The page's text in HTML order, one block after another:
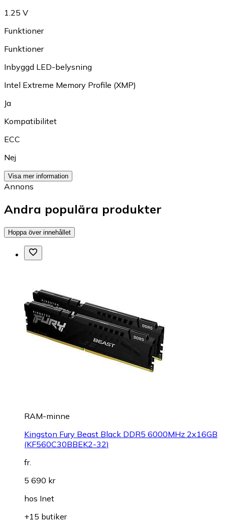
1.25 V
Funktioner
Funktioner
Inbyggd LED-belysning
Intel Extreme Memory Profile (XMP)
Ja
Kompatibilitet
ECC
Nej
Visa mer information
Annons
Andra populära produkter
Hoppa över innehållet
RAM-minne
Kingston Fury Beast Black DDR5 6000MHz 2x16GB
(KF560C30BBEK2-32)
fr.
5 690 kr
hos Inet
+15 butiker